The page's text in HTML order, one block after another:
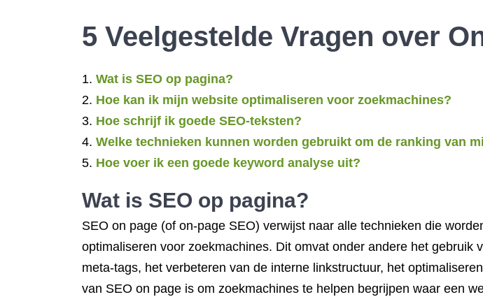
5 Veelgestelde Vragen over
Wat is SEO op pagina?
Hoe kan ik mijn website optimaliseren voor zoekmachines?
Hoe schrijf ik goede SEO-teksten?
Welke technieken kunnen worden gebruikt om de ranking van
Hoe voer ik een goede keyword analyse uit?
Wat is SEO op pagina?
SEO on page (of on-page SEO) verwijst naar alle technieken die
optimaliseren voor zoekmachines. Dit omvat onder andere het
meta-tags, het verbeteren van de interne linkstructuur, het
van SEO on page is om zoekmachines te helpen begrijpen waar een